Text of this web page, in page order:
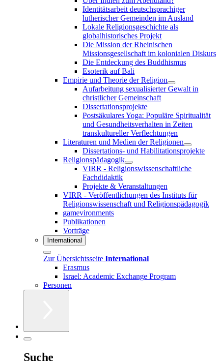
Identitätsarbeit deutschsprachiger
lutherischer Gemeinden im Ausland
Lokale Religionsgeschichte als
globalhistorisches Projekt
Die Mission der Rheinischen
Missionsgesellschaft im kolonialen Diskurs
Die Entdeckung des Buddhismus
Esoterik auf Bali
Empirie und Theorie der Religion
Aufarbeitung sexualisierter Gewalt in
christlicher Gemeinschaft
Dissertationsprojekte
Postsäkulares Yoga: Populäre Spiritualität
und Gesundheitsverhalten in Zeiten
transkultureller Verflechtungen
Literaturen und Medien der Religionen
Dissertations- und Habilitationsprojekte
Religionspädagogik
VIRR - Religionswissenschaftliche
Fachdidaktik
Projekte & Veranstaltungen
VIRR - Veröffentlichungen des Instituts für
Religionswissenschaft und Religionspädagogik
gamevironments
Publikationen
Vorträge
International
Zur Übersichtsseite International
Erasmus
Israel: Academic Exchange Program
Personen
Suche